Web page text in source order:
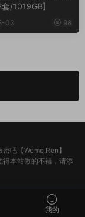
/1019GB]
03 98
密吧【Weme.Ren】
本站做的不错，请添
我的